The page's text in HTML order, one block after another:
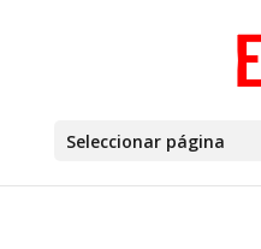
Seleccionar página